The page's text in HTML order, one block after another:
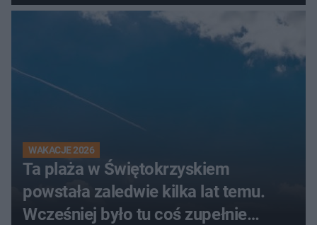
świadków
WAKACJE 2026
Ta plaża w Świętokrzyskiem
powstała zaledwie kilka lat temu.
Wcześniej było tu coś zupełnie